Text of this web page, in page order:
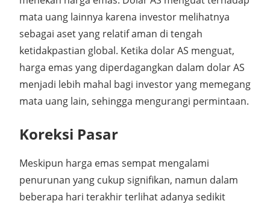
mata uang lainnya karena investor melihatnya
sebagai aset yang relatif aman di tengah
ketidakpastian global. Ketika dolar AS menguat,
harga emas yang diperdagangkan dalam dolar AS
menjadi lebih mahal bagi investor yang memegang
mata uang lain, sehingga mengurangi permintaan.
Koreksi Pasar
Meskipun harga emas sempat mengalami
penurunan yang cukup signifikan, namun dalam
beberapa hari terakhir terlihat adanya sedikit